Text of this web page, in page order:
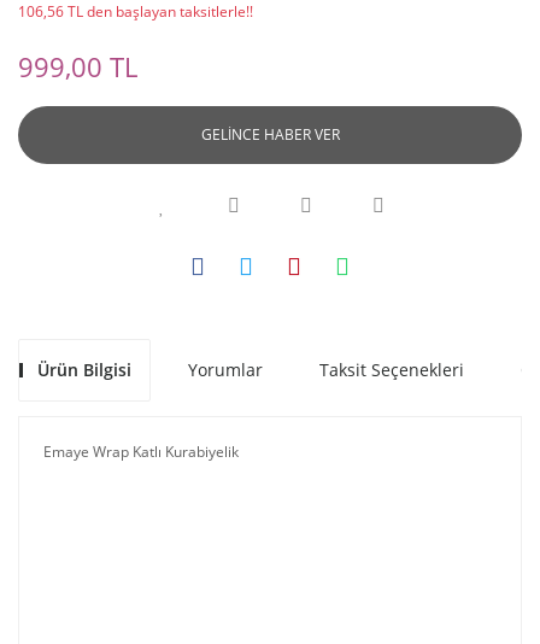
106,56 TL den başlayan taksitlerle!!
999,00 TL
GELİNCE HABER VER
Ürün Bilgisi Yorumlar Taksit Seçenekleri
Emaye Wrap Katlı Kurabiyelik